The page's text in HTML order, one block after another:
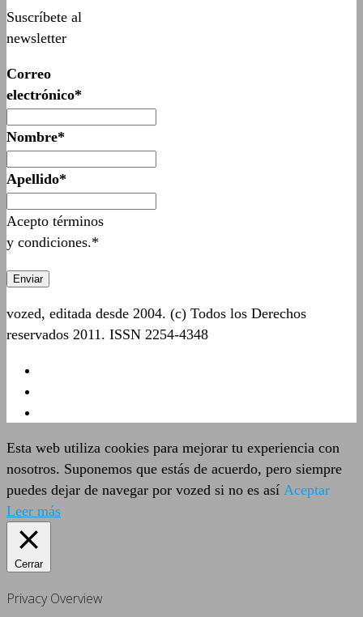
Suscríbete al
newsletter
Correo
electrónico*
Nombre*
Apellido*
Acepto términos
y condiciones.*
vozed, editada desde 2004. (c) Todos los Derechos
reservados 2011. ISSN 2254-4348
Esta web utiliza cookies para mejorar tu experiencia con
nosotros. Suponemos que estás de acuerdo, pero siempre
puedes dejar de navegar por vozed si no es así Aceptar
Leer más
Cerrar
Privacy Overview